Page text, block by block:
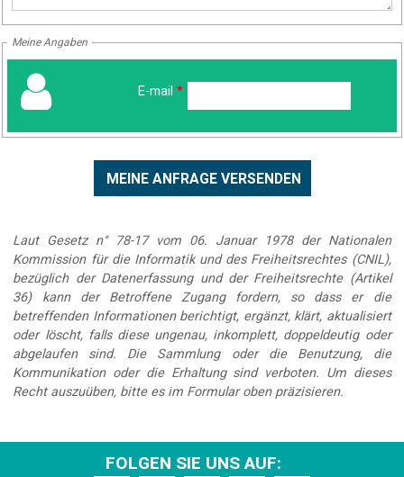
Meine Angaben
E-mail *
Laut Gesetz n° 78-17 vom 06. Januar 1978 der Nationalen
Kommission für die Informatik und des Freiheitsrechtes (CNIL),
bezüglich der Datenerfassung und der Freiheitsrechte (Artikel
36) kann der Betroffene Zugang fordern, so dass er die
betreffenden Informationen berichtigt, ergänzt, klärt, aktualisiert
oder löscht, falls diese ungenau, inkomplett, doppeldeutig oder
abgelaufen sind. Die Sammlung oder die Benutzung, die
Kommunikation oder die Erhaltung sind verboten. Um dieses
Recht auszuüben, bitte es im Formular oben präzisieren.
FOLGEN SIE UNS AUF: